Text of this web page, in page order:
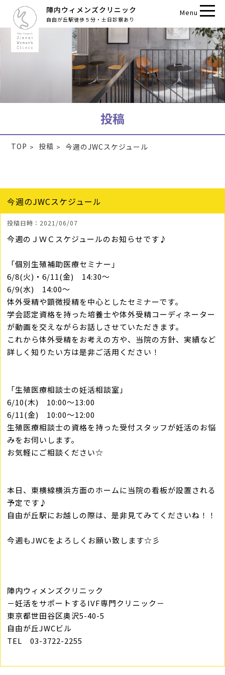
陣内ウィメンズクリニック
自由が丘駅徒歩５分・土日診察あり
Menu
投稿
TOP 投稿 今週のJWCスケジュール
今週のJWCスケジュール
投稿日時：2021/06/07
今週のＪＷＣスケジュールのお知らせです♪
「個別生殖補助医療セミナー」
6/8(火)・6/11(金) 14:30～
6/9(水) 14:00～
体外受精や顕微授精を中心としたセミナーです。
学会認定資格を持った培養士や体外受精コーディネーター
が動画を交えながらお話しさせていただきます。
これから体外受精をお考えの方や、当院の方針、実績など
詳しく知りたい方は是非ご活用ください！
「生殖医療相談士の妊活相談室」
6/10(木) 10:00～13:00
6/11(金) 10:00～12:00
生殖医療相談士の資格を持った受付スタッフが妊活のお悩
みをお伺いします。
お気軽にご相談ください☆
本日、東横線横浜方面のホームに当院の看板が設置される
予定です♪
自由が丘駅にお越しの際は、是非見てみてくださいね！！
今週もJWCをよろしくお願い致します☆彡
陣内ウィメンズクリニック
－妊活をサポートするIVF専門クリニック－
東京都世田谷区奥沢5-40-5
自由が丘JWCビル
TEL 03-3722-2255